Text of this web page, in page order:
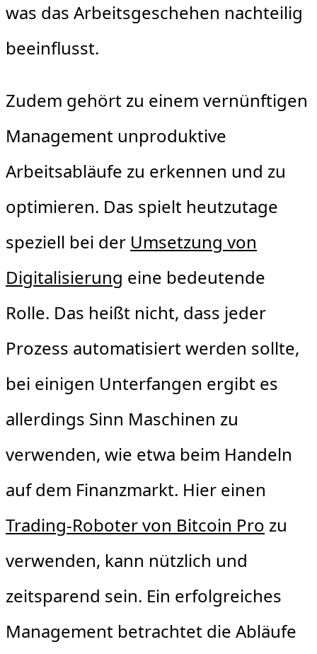
was das Arbeitsgeschehen nachteilig
beeinflusst.
Zudem gehört zu einem vernünftigen
Management unproduktive
Arbeitsabläufe zu erkennen und zu
optimieren. Das spielt heutzutage
speziell bei der Umsetzung von
Digitalisierung eine bedeutende
Rolle. Das heißt nicht, dass jeder
Prozess automatisiert werden sollte,
bei einigen Unterfangen ergibt es
allerdings Sinn Maschinen zu
verwenden, wie etwa beim Handeln
auf dem Finanzmarkt. Hier einen
Trading-Roboter von Bitcoin Pro zu
verwenden, kann nützlich und
zeitsparend sein. Ein erfolgreiches
Management betrachtet die Abläufe